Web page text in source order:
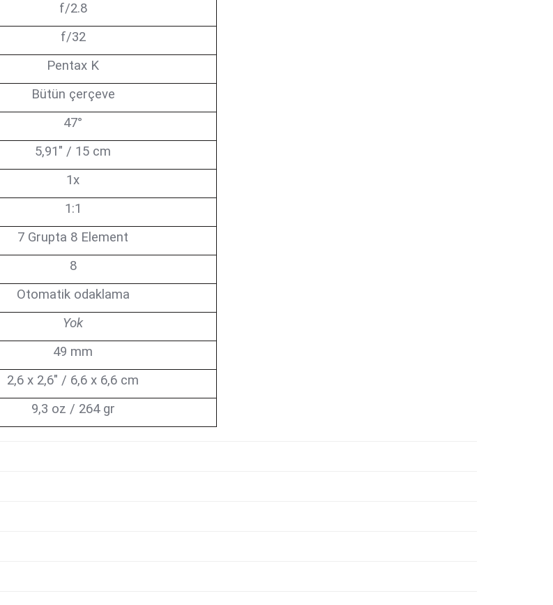
f/2.8
f/32
Pentax K
Bütün çerçeve
47°
5,91" / 15 cm
1x
1:1
7 Grupta 8 Element
8
Otomatik odaklama
Yok
49 mm
2,6 x 2,6" / 6,6 x 6,6 cm
9,3 oz / 264 gr